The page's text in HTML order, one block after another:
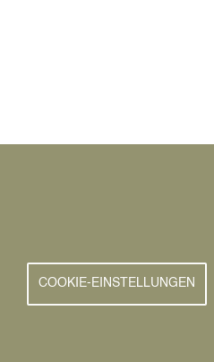
COOKIE-EINSTELLUNGEN